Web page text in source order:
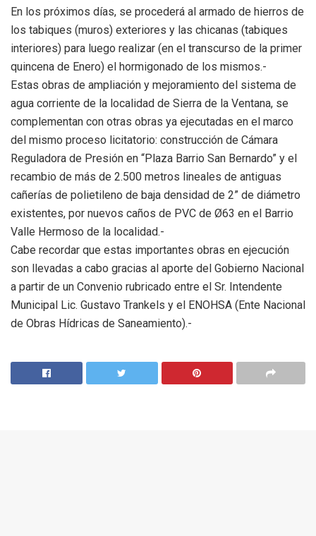
En los próximos días, se procederá al armado de hierros de
los tabiques (muros) exteriores y las chicanas (tabiques
interiores) para luego realizar (en el transcurso de la primer
quincena de Enero) el hormigonado de los mismos.-
Estas obras de ampliación y mejoramiento del sistema de
agua corriente de la localidad de Sierra de la Ventana, se
complementan con otras obras ya ejecutadas en el marco
del mismo proceso licitatorio: construcción de Cámara
Reguladora de Presión en “Plaza Barrio San Bernardo” y el
recambio de más de 2.500 metros lineales de antiguas
cañerías de polietileno de baja densidad de 2” de diámetro
existentes, por nuevos caños de PVC de Ø63 en el Barrio
Valle Hermoso de la localidad.-
Cabe recordar que estas importantes obras en ejecución
son llevadas a cabo gracias al aporte del Gobierno Nacional
a partir de un Convenio rubricado entre el Sr. Intendente
Municipal Lic. Gustavo Trankels y el ENOHSA (Ente Nacional
de Obras Hídricas de Saneamiento).-